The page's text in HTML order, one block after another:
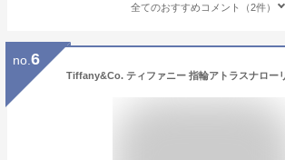
全てのおすすめコメント（2件）
no. 6